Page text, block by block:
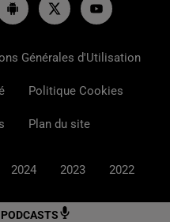
PODCASTS
Générales d'Utilisation
Politique Cookies
Plan du site
2024 2023 2022